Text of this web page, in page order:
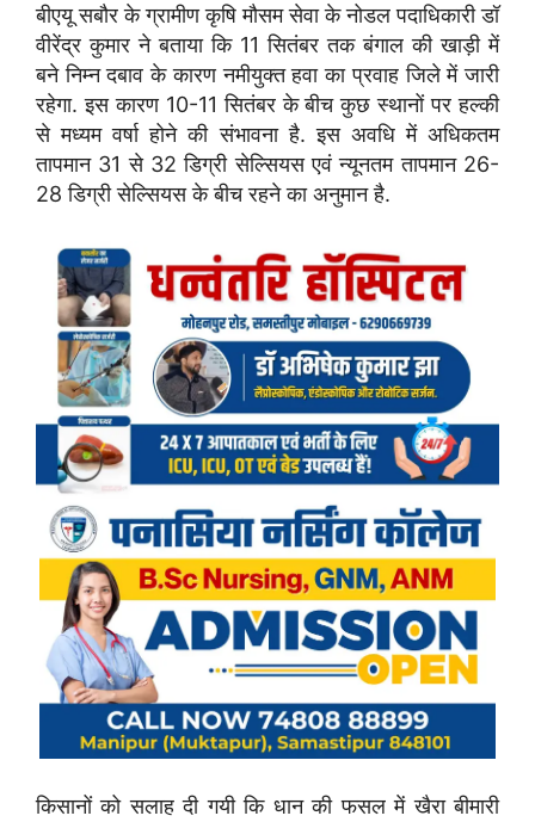
बीएयू सबौर के ग्रामीण कृषि मौसम सेवा के नोडल पदाधिकारी डॉ
वीरेंद्र कुमार ने बताया कि 11 सितंबर तक बंगाल की खाड़ी में
बने निम्न दबाव के कारण नमीयुक्त हवा का प्रवाह जिले में जारी
रहेगा. इस कारण 10-11 सितंबर के बीच कुछ स्थानों पर हल्की
से मध्यम वर्षा होने की संभावना है. इस अवधि में अधिकतम
तापमान 31 से 32 डिग्री सेल्सियस एवं न्यूनतम तापमान 26-
28 डिग्री सेल्सियस के बीच रहने का अनुमान है.
किसानों को सलाह दी गयी कि धान की फसल में खैरा बीमारी